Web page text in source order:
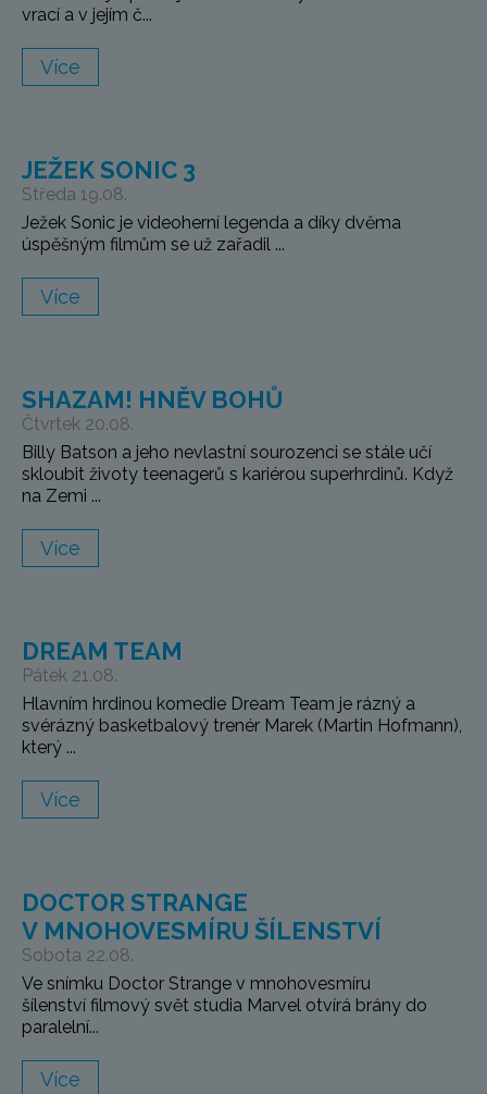
vrací a v jejím č...
Více
JEŽEK SONIC 3
Středa 19.08.
Ježek Sonic je videoherní legenda a díky dvěma
úspěšným filmům se už zařadil ...
Více
SHAZAM! HNĚV BOHŮ
Čtvrtek 20.08.
Billy Batson a jeho nevlastní sourozenci se stále učí
skloubit životy teenagerů s kariérou superhrdinů. Když
na Zemi ...
Více
DREAM TEAM
Pátek 21.08.
Hlavním hrdinou komedie Dream Team je rázný a
svérázný basketbalový trenér Marek (Martin Hofmann),
který ...
Více
DOCTOR STRANGE
V MNOHOVESMÍRU ŠÍLENSTVÍ
Sobota 22.08.
Ve snímku Doctor Strange v mnohovesmíru
šílenství filmový svět studia Marvel otvírá brány do
paralelní...
Více